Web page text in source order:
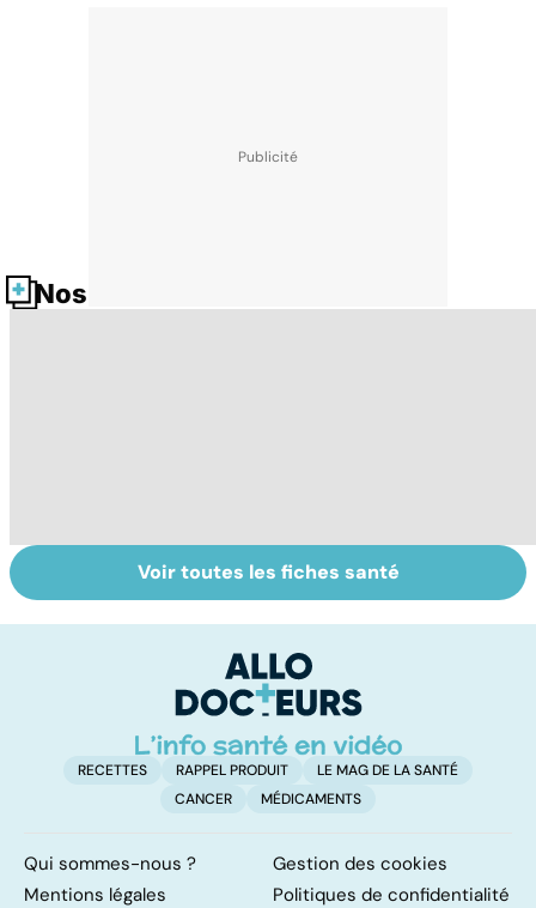
Nos fiches santé
Tout savoir sur
les infections
Inflammation des
amygdales : que
d'angine ?
Voir toutes les fiches santé
RECETTES RAPPEL PRODUIT
LE MAG DE LA SANTÉ
CANCER
MÉDICAMENTS
Qui sommes-nous ?
Gestion des cookies
Mentions légales
Politiques de confidentialité